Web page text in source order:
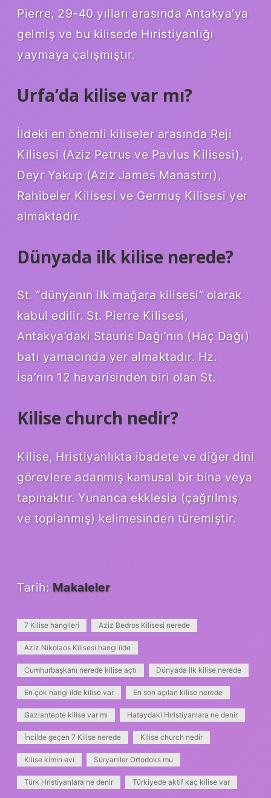
Pierre, 29-40 yılları arasında Antakya’ya
gelmiş ve bu kilisede Hıristiyanlığı
yaymaya çalışmıştır.
Urfa’da kilise var mı?
İldeki en önemli kiliseler arasında Reji
Kilisesi (Aziz Petrus ve Pavlus Kilisesi),
Deyr Yakup (Aziz James Manastırı),
Rahibeler Kilisesi ve Germuş Kilisesi yer
almaktadır.
Dünyada ilk kilise nerede?
St. “dünyanın ilk mağara kilisesi” olarak
kabul edilir. St. Pierre Kilisesi,
Antakya’daki Stauris Dağı’nın (Haç Dağı)
batı yamacında yer almaktadır. Hz.
İsa’nın 12 havarisinden biri olan St.
Kilise church nedir?
Kilise, Hristiyanlıkta ibadete ve diğer dini
görevlere adanmış kamusal bir bina veya
tapınaktır. Yunanca ekklesia (çağrılmış
ve toplanmış) kelimesinden türemiştir.
Tarih: Makaleler
7 Kilise hangileri Aziz Bedros Kilisesi nerede
Aziz Nikolaos Kilisesi hangi ilde
Cumhurbaşkanı nerede kilise açtı Dünyada ilk kilise nerede
En çok hangi ilde kilise var En son açılan kilise nerede
Gaziantepte kilise var mı Hataydaki Hıristiyanlara ne denir
İncilde geçen 7 Kilise nerede Kilise church nedir
Kilise kimin evi Süryaniler Ortodoks mu
Türk Hristiyanlara ne denir Türkiyede aktif kaç kilise var